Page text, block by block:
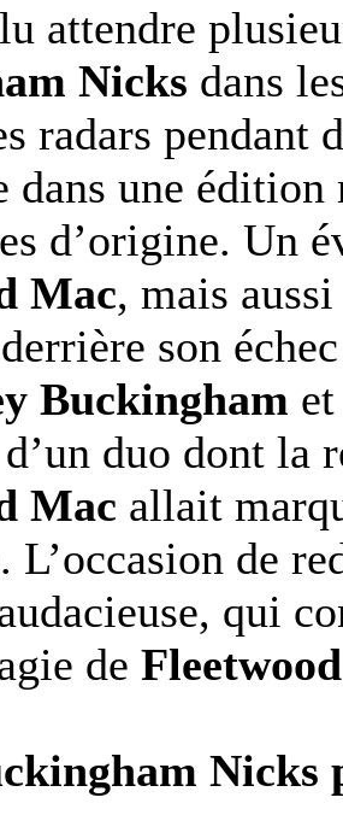
attendre
Nicks dans
radars pendant
dans une édition
d’origine. Un
Mac, mais
son
Buckingham
d’un duo dont
Mac allait
L’occasion de
qui
de
Nicks